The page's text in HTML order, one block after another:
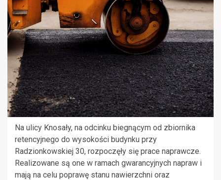
Na ulicy Knosały, na odcinku biegnącym od zbiornika
retencyjnego do wysokości budynku przy
Radzionkowskiej 30, rozpoczęły się prace naprawcze.
Realizowane są one w ramach gwarancyjnych napraw i
mają na celu poprawę stanu nawierzchni oraz